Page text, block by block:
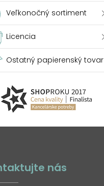
Veľkonočný sortiment
Licencia
Ostatný papierenský tovar
nás